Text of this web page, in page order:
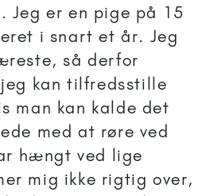
Jeg er en pige på 15
i snart et år. Jeg
så derfor
kan tilfredsstille
man kan kalde det
med at røre ved
hængt ved lige
mig ikke rigtig over,